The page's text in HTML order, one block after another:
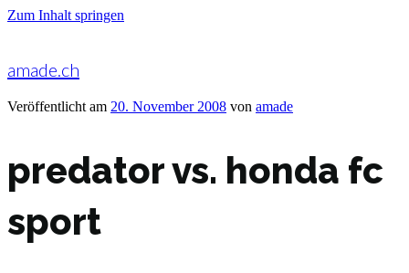
Zum Inhalt springen
amade.ch
Veröffentlicht am 20. November 2008 von amade
predator vs. honda fc
sport